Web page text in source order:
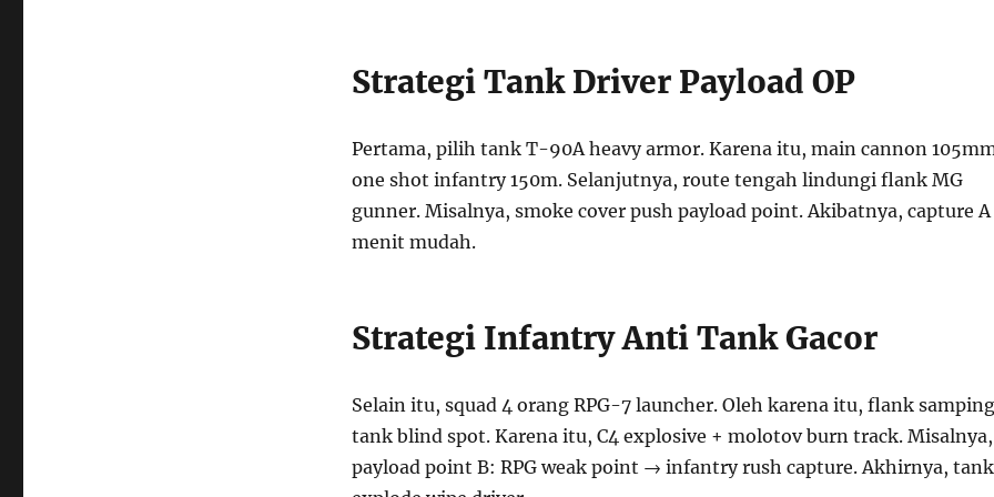
Strategi Tank Driver Payload OP
Pertama, pilih tank T-90A heavy armor. Karena itu, main cannon
one shot infantry 150m. Selanjutnya, route tengah lindungi flank MG
gunner. Misalnya, smoke cover push payload point. Akibatnya, capture A
menit mudah.
Strategi Infantry Anti Tank Gacor
Selain itu, squad 4 orang RPG-7 launcher. Oleh karena itu, flank samping
tank blind spot. Karena itu, C4 explosive + molotov burn track. Misalnya,
payload point B: RPG weak point → infantry rush capture. Akhirnya, tank